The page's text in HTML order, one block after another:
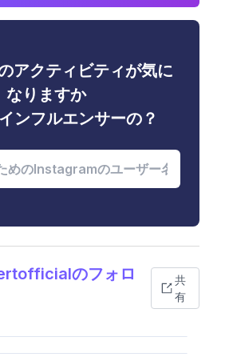
アクティビティが気に
なりますか
ンフルエンサーの？
のフォロ
共
有